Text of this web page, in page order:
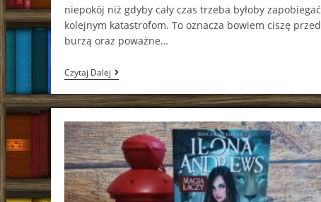
niepokój niż gdyby cały czas trzeba byłoby zapobiegać
kolejnym katastrofom. To oznacza bowiem ciszę przed
burzą oraz poważne…
Czytaj DalejCuda
Wianki
Aneta
Jadowska